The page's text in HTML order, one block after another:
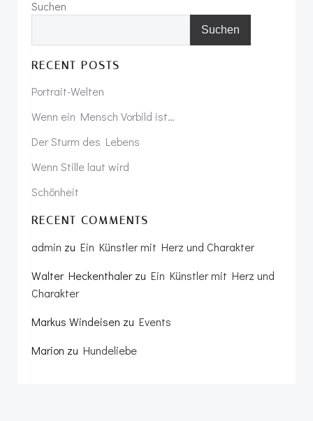
Suchen
Suchen
RECENT POSTS
Portrait-Welten
Wenn ein Mensch Vorbild ist…
Der Sturm des Lebens
Wenn Stille laut wird
Schönheit
RECENT COMMENTS
admin zu Ein Künstler mit Herz und Charakter
Walter Heckenthalerzu Ein Künstler mit Herz und
Charakter
Markus Windeisen zu Events
Marion zu Hundeliebe